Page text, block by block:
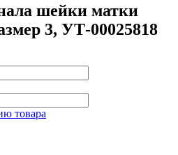
шейки матки
3, УТ-00025818
товара